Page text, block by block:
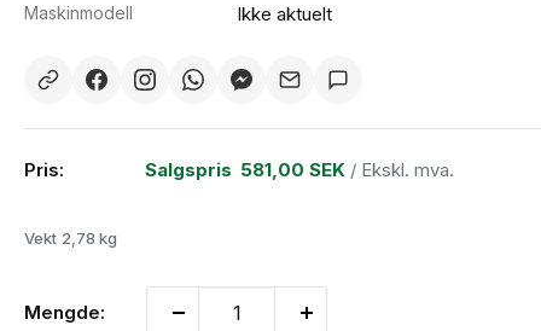
Maskinmodell Ikke aktuelt
Pris: Salgspris 581,00 SEK / Ekskl. mva.
Vekt 2,78 kg
Mengde: